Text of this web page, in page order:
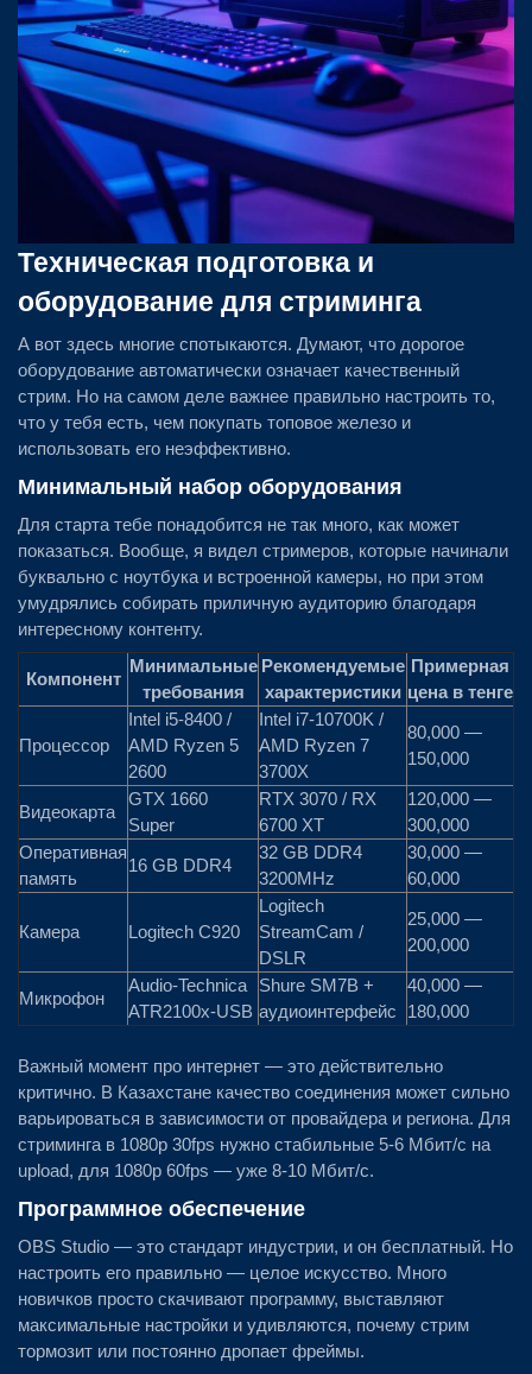
Техническая подготовка и
оборудование для стриминга
А вот здесь многие спотыкаются. Думают, что дорогое
оборудование автоматически означает качественный
стрим. Но на самом деле важнее правильно настроить то,
что у тебя есть, чем покупать топовое железо и
использовать его неэффективно.
Минимальный набор оборудования
Для старта тебе понадобится не так много, как может
показаться. Вообще, я видел стримеров, которые начинали
буквально с ноутбука и встроенной камеры, но при этом
умудрялись собирать приличную аудиторию благодаря
интересному контенту.
Компонент
Минимальные
требования
Рекомендуемые
характеристики
Примерная
цена в тенге
Процессор
Intel i5-8400 /
AMD Ryzen 5
2600
Intel i7-10700K /
AMD Ryzen 7
3700X
80,000 —
150,000
Видеокарта
GTX 1660
Super
RTX 3070 / RX
6700 XT
120,000 —
300,000
Оперативная
память
16 GB DDR4
32 GB DDR4
3200MHz
30,000 —
60,000
Камера Logitech C920
Logitech
StreamCam /
DSLR
25,000 —
200,000
Микрофон
Audio-Technica
ATR2100x-USB
Shure SM7B +
аудиоинтерфейс
40,000 —
180,000
Важный момент про интернет — это действительно
критично. В Казахстане качество соединения может сильно
варьироваться в зависимости от провайдера и региона. Для
стриминга в 1080p 30fps нужно стабильные 5-6 Мбит/с на
upload, для 1080p 60fps — уже 8-10 Мбит/с.
Программное обеспечение
OBS Studio — это стандарт индустрии, и он бесплатный. Но
настроить его правильно — целое искусство. Много
новичков просто скачивают программу, выставляют
максимальные настройки и удивляются, почему стрим
тормозит или постоянно дропает фреймы.